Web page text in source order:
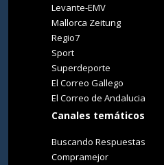
Levante-EMV
Mallorca Zeitung
Regio7
Sport
Superdeporte
El Correo Gallego
El Correo de Andalucia
Canales temáticos
Buscando Respuestas
Compramejor